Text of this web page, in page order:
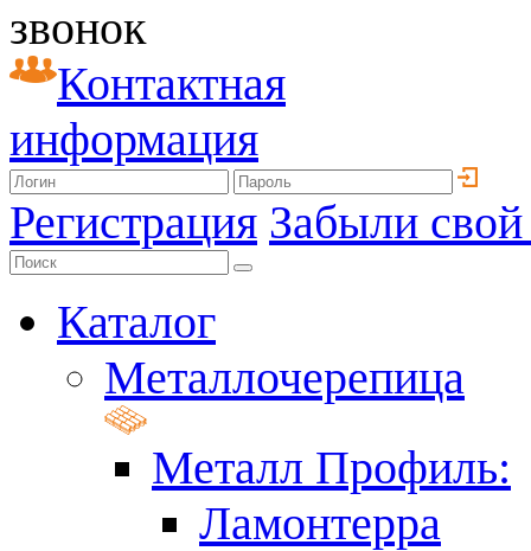
звонок
Контактная
информация
Регистрация Забыли
Каталог
Металлочерепица
Металл Профиль:
Ламонтерра